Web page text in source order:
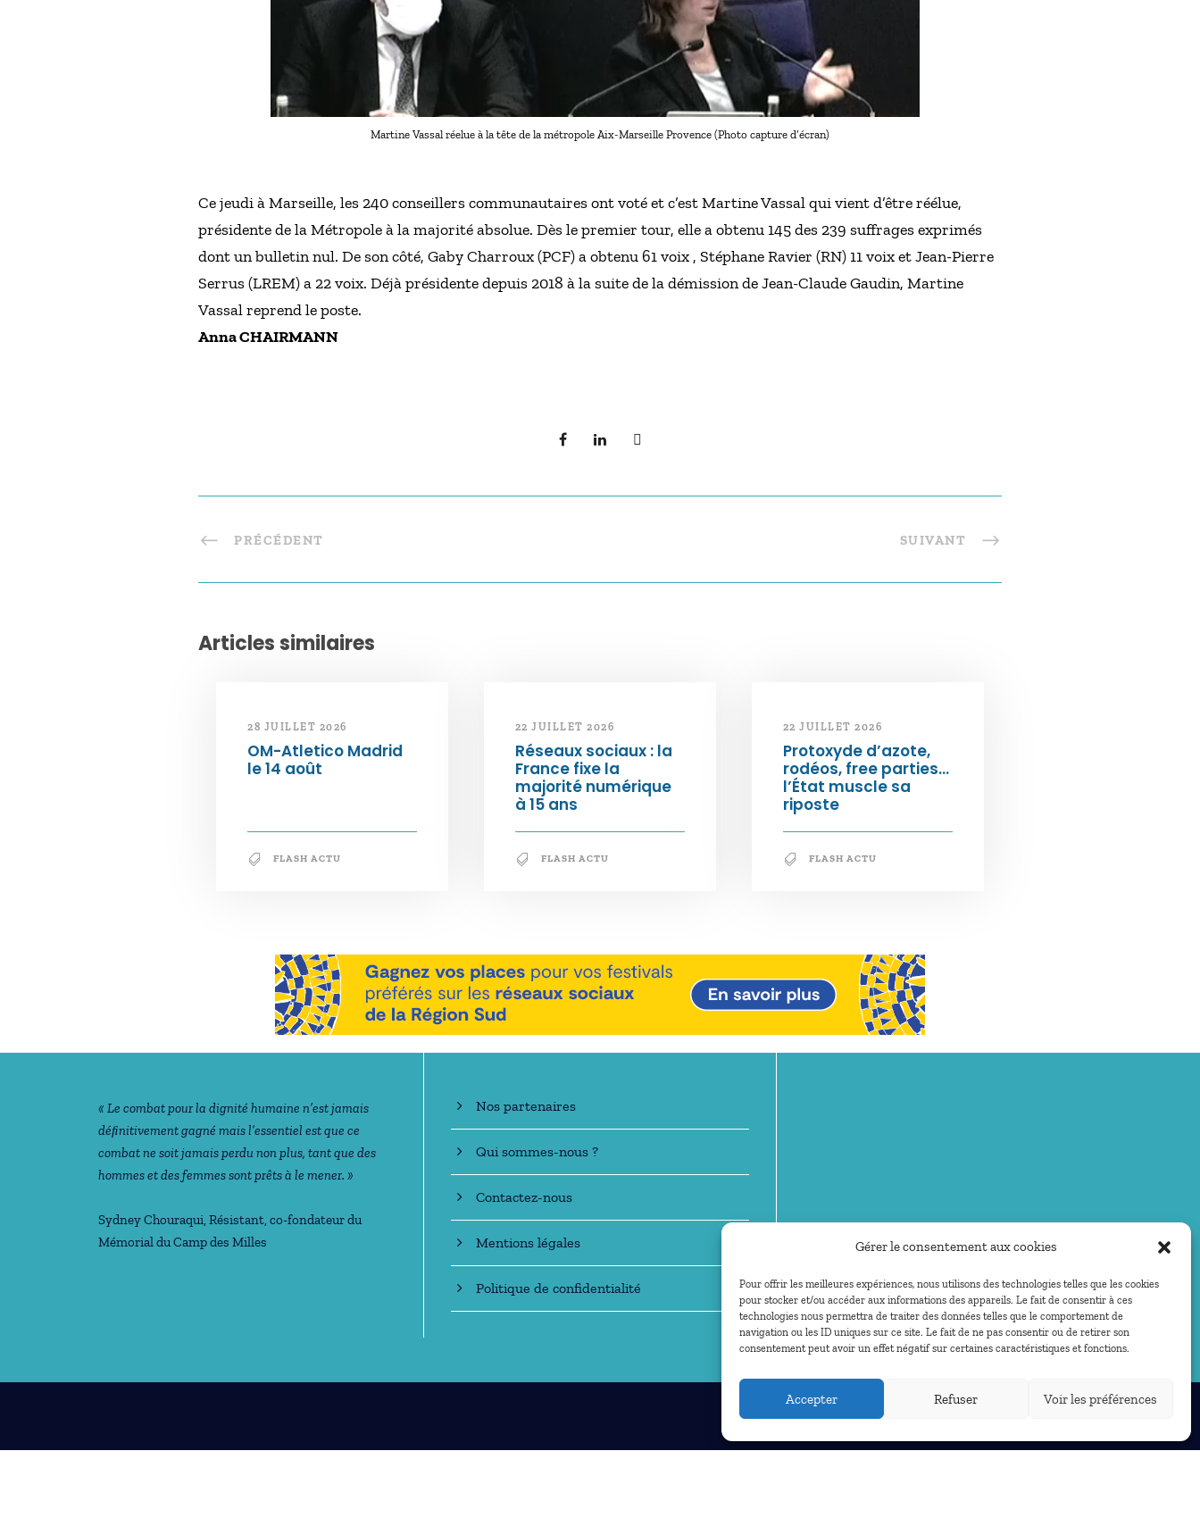
Gérer le consentement aux cookies
Pour offrir les meilleures expériences, nous utilisons des technologies telles que les cookies
pour stocker et/ou accéder aux informations des appareils. Le fait de consentir à ces
technologies nous permettra de traiter des données telles que le comportement de
navigation ou les ID uniques sur ce site. Le fait de ne pas consentir ou de retirer son
consentement peut avoir un effet négatif sur certaines caractéristiques et fonctions.
Accepter Refuser Voir les préférences
Martine Vassal réelue à la tête de la métropole Aix-Marseille Provence (Photo capture d’écran)
Ce jeudi à Marseille, les 240 conseillers communautaires ont voté et c’est Martine Vassal qui vient d’être réélue,
présidente de la Métropole à la majorité absolue. Dès le premier tour, elle a obtenu 145 des 239 suffrages exprimés
dont un bulletin nul. De son côté, Gaby Charroux (PCF) a obtenu 61 voix , Stéphane Ravier (RN) 11 voix et Jean-Pierre
Serrus (LREM) a 22 voix. Déjà présidente depuis 2018 à la suite de la démission de Jean-Claude Gaudin, Martine
Vassal reprend le poste.
Anna CHAIRMANN
PRÉCÉDENT SUIVANT
Articles similaires
28 JUILLET 2026
OM-Atletico Madrid
le 14 août
FLASH ACTU
22 JUILLET 2026
Réseaux sociaux : la
France fixe la
majorité numérique
à 15 ans
FLASH ACTU
22 JUILLET 2026
Protoxyde d’azote,
rodéos, free parties…
l’État muscle sa
riposte
FLASH ACTU
Notre philosophie
« Le combat pour la dignité humaine n’est jamais
déﬁnitivement gagné mais l’essentiel est que ce
combat ne soit jamais perdu non plus, tant que des
hommes et des femmes sont prêts à le mener. »
Sydney Chouraqui, Résistant, co-fondateur du
Mémorial du Camp des Milles
En savoir +
Nos partenaires
Qui sommes-nous ?
Contactez-nous
Mentions légales
Politique de confidentialité